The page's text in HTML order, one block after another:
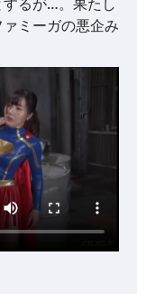
ミーガの悪企み